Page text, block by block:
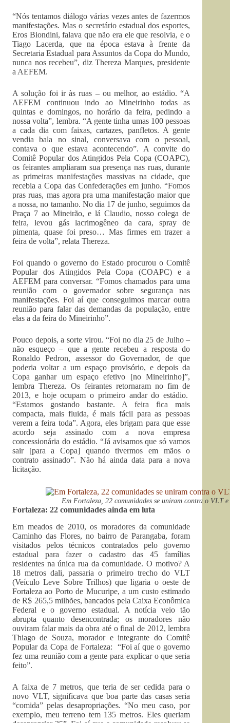
“Nós tentamos diálogo várias vezes antes de fazermos
manifestações. Mas o secretário estadual dos esportes,
Eros Biondini, falava que não era ele que resolvia, e o
Tiago Lacerda, que na época estava à frente da
Secretaria Estadual para Assuntos da Copa do Mundo,
nunca nos recebeu”, diz Thereza Marques, presidente
a AEFEM.
A solução foi ir às ruas – ou melhor, ao estádio. “A
AEFEM continuou indo ao Mineirinho todas as
quintas e domingos, no horário da feira, pedindo a
nossa volta”, lembra. “A gente tinha umas 100 pessoas
a cada dia com faixas, cartazes, panfletos. A gente
vendia bala no sinal, conversava com o pessoal,
contava o que estava acontecendo”. A convite do
Comitê Popular dos Atingidos Pela Copa (COAPC),
os feirantes ampliaram sua presença nas ruas, durante
as primeiras manifestações massivas na cidade, que
recebia a Copa das Confederações em junho. “Fomos
pras ruas, mas agora pra uma manifestação maior que
a nossa, no tamanho. No dia 17 de junho, seguimos da
Praça 7 ao Mineirão, e lá Claudio, nosso colega de
feira, levou gás lacrimogêneo da cara, spray de
pimenta, quase foi preso… Mas firmes em trazer a
feira de volta”, relata Thereza.
Foi quando o governo do Estado procurou o Comitê
Popular dos Atingidos Pela Copa (COAPC) e a
AEFEM para conversar. “Fomos chamados para uma
reunião com o governador sobre segurança nas
manifestações. Foi aí que conseguimos marcar outra
reunião para falar das demandas da população, entre
elas a da feira do Mineirinho”.
Pouco depois, a sorte virou. “Foi no dia 25 de Julho –
não esqueço – que a gente recebeu a resposta do
Ronaldo Pedron, assessor do Governador, de que
poderia voltar a um espaço provisório, e depois da
Copa ganhar um espaço efetivo [no Mineirinho]”,
lembra Thereza. Os feirantes retornaram no fim de
2013, e hoje ocupam o primeiro andar do estádio.
“Estamos gostando bastante. A feira fica mais
compacta, mais fluida, é mais fácil para as pessoas
verem a feira toda”. Agora, eles brigam para que esse
acordo seja assinado com a nova empresa
concessionária do estádio. “Já avisamos que só vamos
sair [para a Copa] quando tivermos em mãos o
contrato assinado”. Não há ainda data para a nova
licitação.
Em Fortaleza, 22 comunidades se uniram contra o VLT e
Fortaleza: 22 comunidades ainda em luta
Em meados de 2010, os moradores da comunidade
Caminho das Flores, no bairro de Parangaba, foram
visitados pelos técnicos contratados pelo governo
estadual para fazer o cadastro das 45 famílias
residentes na única rua da comunidade. O motivo? A
18 metros dali, passaria o primeiro trecho do VLT
(Veículo Leve Sobre Trilhos) que ligaria o oeste de
Fortaleza ao Porto de Mucuripe, a um custo estimado
de R$ 265,5 milhões, bancados pela Caixa Econômica
Federal e o governo estadual. A notícia veio tão
abrupta quanto desencontrada; os moradores não
ouviram falar mais da obra até o final de 2012, lembra
Thiago de Souza, morador e integrante do Comitê
Popular da Copa de Fortaleza: “Foi aí que o governo
fez uma reunião com a gente para explicar o que seria
feito”.
A faixa de 7 metros, que teria de ser cedida para o
novo VLT, significava que boa parte das casas seria
“comida” pelas desapropriações. “No meu caso, por
exemplo, meu terreno tem 135 metros. Eles queriam